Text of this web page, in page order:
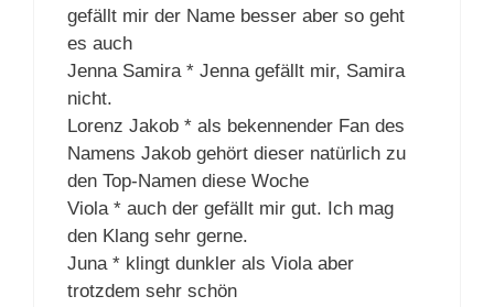
gefällt mir der Name besser aber so geht
es auch
Jenna Samira * Jenna gefällt mir, Samira
nicht.
Lorenz Jakob * als bekennender Fan des
Namens Jakob gehört dieser natürlich zu
den Top-Namen diese Woche
Viola * auch der gefällt mir gut. Ich mag
den Klang sehr gerne.
Juna * klingt dunkler als Viola aber
trotzdem sehr schön